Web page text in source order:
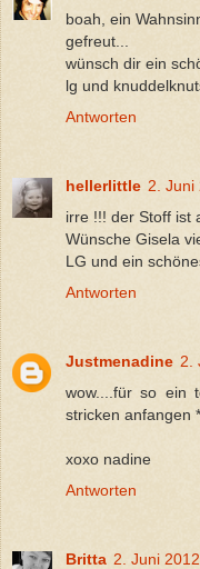
boah, ein
gefreut...
wünsch dir ein
lg und
Antworten
hellerlittle 2. Juni
irre !!! der Stoff ist
Wünsche Gisela
LG und ein
Antworten
Justmenadine 2.
wow....für so ein
stricken anfangen
xoxo nadine
Antworten
Britta 2. Juni